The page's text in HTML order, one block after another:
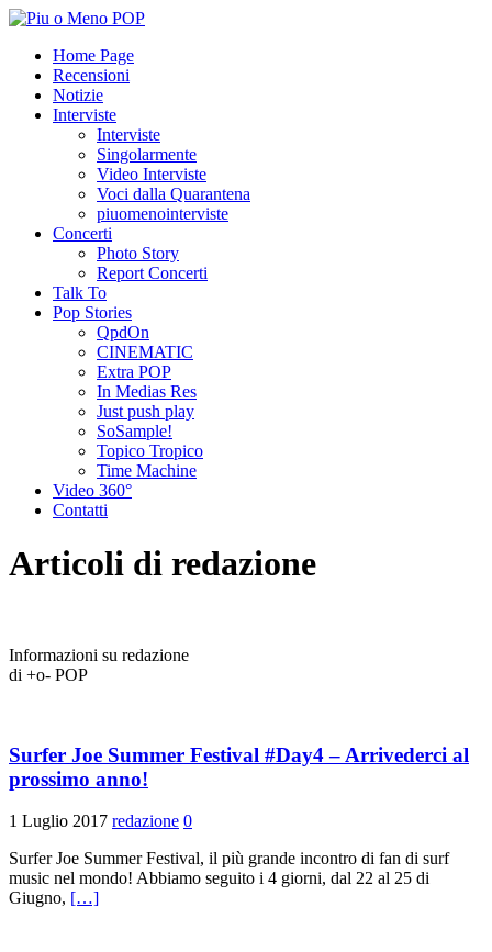
Home Page
Recensioni
Notizie
Interviste
Interviste
Singolarmente
Video Interviste
Voci dalla Quarantena
piuomenointerviste
Concerti
Photo Story
Report Concerti
Talk To
Pop Stories
QpdOn
CINEMATIC
Extra POP
In Medias Res
Just push play
SoSample!
Topico Tropico
Time Machine
Video 360°
Contatti
Articoli di redazione
Informazioni su redazione
di +o- POP
Surfer Joe Summer Festival #Day4 – Arrivederci al
prossimo anno!
1 Luglio 2017 redazione 0
Surfer Joe Summer Festival, il più grande incontro di fan di surf
music nel mondo! Abbiamo seguito i 4 giorni, dal 22 al 25 di
Giugno, […]